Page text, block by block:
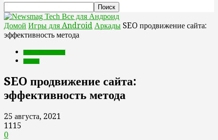
Все для Андроид
Домой Игры для Android Аркады SEO продвижение сайта:
эффективность метода
SEO продвижение сайта:
эффективность метода
25 августа, 2021
1115
0